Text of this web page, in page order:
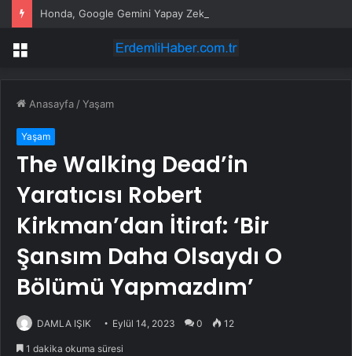
Menü
Anasayfa /Yaşam
Yaşam
The Walking Dead’in
Yaratıcısı Robert
Kirkman’dan İtiraf: ‘Bir
Şansım Daha Olsaydı O
Bölümü Yapmazdım’
DAMLA IŞIK Eylül 14, 2023 0 12
1 dakika okuma süresi